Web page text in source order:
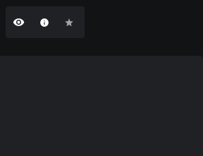
remove_red_eye info star